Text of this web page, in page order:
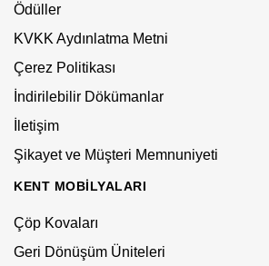
Ödüller
KVKK Aydınlatma Metni
Çerez Politikası
İndirilebilir Dökümanlar
İletişim
Şikayet ve Müşteri Memnuniyeti
KENT MOBILYALARI
Çöp Kovaları
Geri Dönüşüm Üniteleri